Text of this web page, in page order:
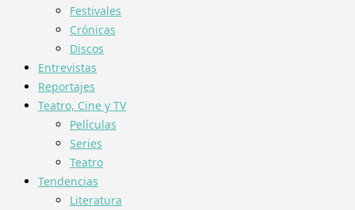
Festivales
Crónicas
Discos
Entrevistas
Reportajes
Teatro, Cine y TV
Películas
Series
Teatro
Tendencias
Literatura